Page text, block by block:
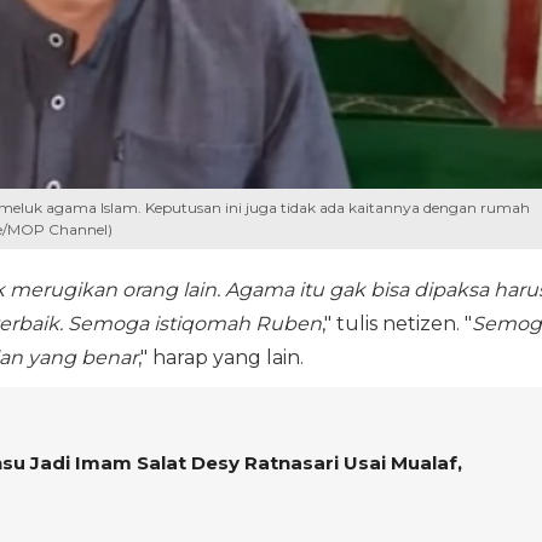
agama Islam. Keputusan ini juga tidak ada kaitannya dengan rumah
MOP Channel)
orang lain. Agama itu gak bisa dipaksa
Semoga istiqomah Ruben," tulis netizen. "
yang benar," harap yang lain.
Jadi Imam Salat Desy Ratnasari Usai Mualaf,